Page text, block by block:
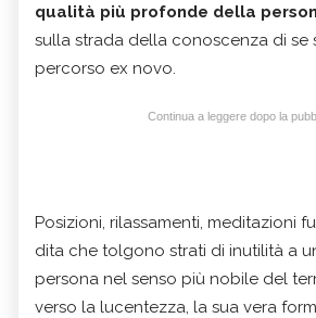
qualità più profonde della
sulla strada della conoscenza di se
percorso ex novo.
Continua a leggere dopo la
Posizioni, rilassamenti, meditazioni
dita che tolgono strati di inutilità a
persona nel senso più nobile del
verso la lucentezza, la sua vera